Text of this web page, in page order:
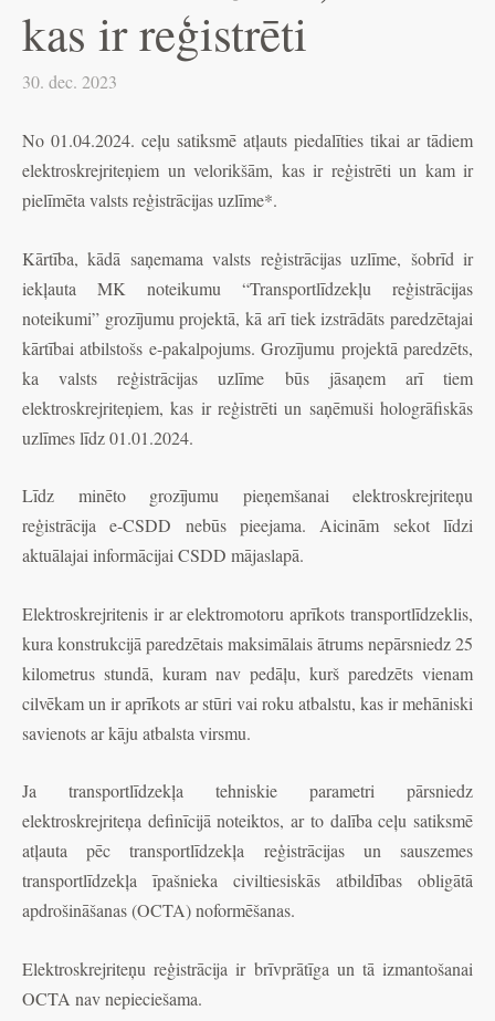
kas ir reģistrēti
30. dec. 2023
No 01.04.2024. ceļu satiksmē atļauts piedalīties tikai ar tādiem
elektroskrejriteņiem un velorikšām, kas ir reģistrēti un kam ir
pielīmēta valsts reģistrācijas uzlīme*.
Kārtība, kādā saņemama valsts reģistrācijas uzlīme, šobrīd ir
iekļauta MK noteikumu “Transportlīdzekļu reģistrācijas
noteikumi” grozījumu projektā, kā arī tiek izstrādāts paredzētajai
kārtībai atbilstošs e-pakalpojums. Grozījumu projektā paredzēts,
ka valsts reģistrācijas uzlīme būs jāsaņem arī tiem
elektroskrejriteņiem, kas ir reģistrēti un saņēmuši hologrāfiskās
uzlīmes līdz 01.01.2024.
Līdz minēto grozījumu pieņemšanai elektroskrejriteņu
reģistrācija e-CSDD nebūs pieejama. Aicinām sekot līdzi
aktuālajai informācijai CSDD mājaslapā.
Elektroskrejritenis ir ar elektromotoru aprīkots transportlīdzeklis,
kura konstrukcijā paredzētais maksimālais ātrums nepārsniedz 25
kilometrus stundā, kuram nav pedāļu, kurš paredzēts vienam
cilvēkam un ir aprīkots ar stūri vai roku atbalstu, kas ir mehāniski
savienots ar kāju atbalsta virsmu.
Ja transportlīdzekļa tehniskie parametri pārsniedz
elektroskrejriteņa definīcijā noteiktos, ar to dalība ceļu satiksmē
atļauta pēc transportlīdzekļa reģistrācijas un sauszemes
transportlīdzekļa īpašnieka civiltiesiskās atbildības obligātā
apdrošināšanas (OCTA) noformēšanas.
Elektroskrejriteņu reģistrācija ir brīvprātīga un tā izmantošanai
OCTA nav nepieciešama.